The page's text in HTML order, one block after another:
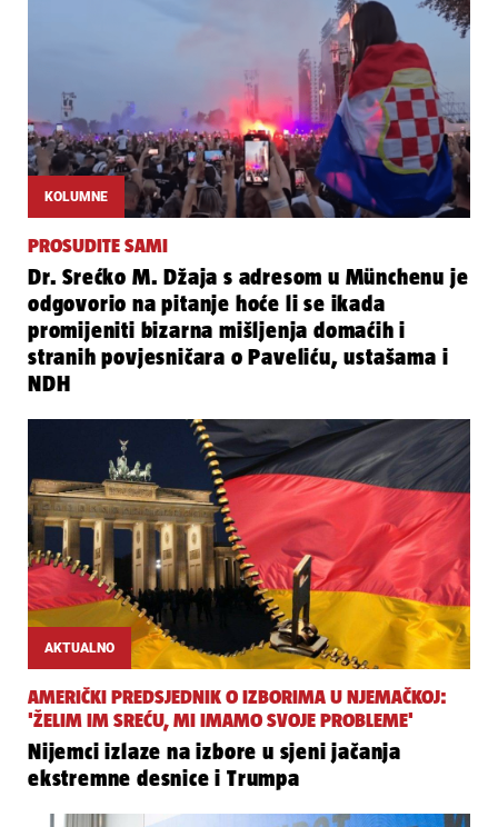
KOLUMNE
PROSUDITE SAMI
Dr. Srećko M. Džaja s adresom u Münchenu je
odgovorio na pitanje hoće li se ikada
promijeniti bizarna mišljenja domaćih i
stranih povjesničara o Paveliću, ustašama i
NDH
AKTUALNO
AMERIČKI PREDSJEDNIK O IZBORIMA U NJEMAČKOJ:
'ŽELIM IM SREĆU, MI IMAMO SVOJE PROBLEME'
Nijemci izlaze na izbore u sjeni jačanja
ekstremne desnice i Trumpa